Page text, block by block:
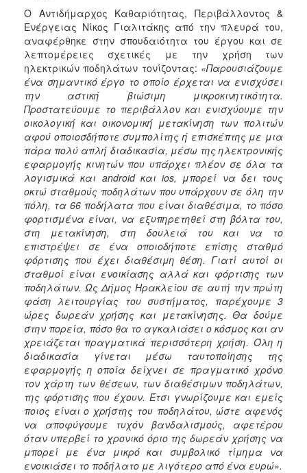
Ο Αντιδήμαρχος Καθαριότητας, Περιβάλλοντος &
Ενέργειας Νίκος Γιαλιτάκης από την πλευρά του,
αναφέρθηκε στην σπουδαιότητα του έργου και σε
λεπτομέρειες σχετικές με την χρήση των
ηλεκτρικών ποδηλάτων τονίζοντας: «Παρουσιάζουμε
ένα σημαντικό έργο το οποίο έρχεται να ενισχύσει
την αστική βιώσιμη μικροκινητικότητα.
Προστατεύουμε το περιβάλλον και ενισχύουμε την
οικολογική και οικονομική μετακίνηση των πολιτών
αφού οποιοσδήποτε συμπολίτης ή επισκέπτης με μια
πάρα πολύ απλή διαδικασία, μέσω της ηλεκτρονικής
εφαρμογής κινητών που υπάρχει πλέον σε όλα τα
λογισμικά και android και ios, μπορεί να δει τους
οκτώ σταθμούς ποδηλάτων που υπάρχουν σε όλη την
πόλη, τα 66 ποδήλατα που είναι διαθέσιμα, το πόσο
φορτισμένα είναι, να εξυπηρετηθεί στη βόλτα του,
στη μετακίνηση, στη δουλειά του και να το
επιστρέψει σε ένα οποιοδήποτε επίσης σταθμό
φόρτισης που έχει διαθέσιμη θέση. Γιατί αυτοί οι
σταθμοί είναι ενοικίασης αλλά και φόρτισης των
ποδηλάτων. Ως Δήμος Ηρακλείου σε αυτή την πρώτη
φάση λειτουργίας του συστήματος, παρέχουμε 3
ώρες δωρεάν χρήσης και μετακίνησης. Θα δούμε
στην πορεία, πόσο θα το αγκαλιάσει ο κόσμος και αν
χρειάζεται πραγματικά περισσότερη χρήση. Όλη η
διαδικασία γίνεται μέσω ταυτοποίησης της
εφαρμογής η οποία δείχνει σε πραγματικό χρόνο
τον χάρτη των θέσεων, των διαθέσιμων ποδηλάτων,
της φόρτισης που έχουν. Έτσι γνωρίζουμε και εμείς
ποιος είναι ο χρήστης του ποδηλάτου, ώστε αφενός
να αποφύγουμε τυχόν βανδαλισμούς, αφετέρου
όταν υπερβεί το χρονικό όριο της δωρεάν χρήσης να
μπορεί με ένα μικρό και συμβολικό τίμημα να
ενοικιάσει το ποδήλατο με λιγότερο από ένα ευρώ».